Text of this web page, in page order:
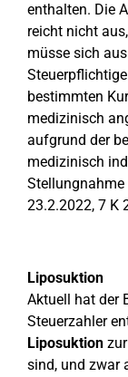
enthalten. Die
reicht nicht
müsse sich
bestimmten
medizinisch
aufgrund der
medizinisch
Stellungnahme
23.2.2022, 7 K
Liposuktion
Aktuell hat der
Steuerzahler
Liposuktion
sind, und zwar